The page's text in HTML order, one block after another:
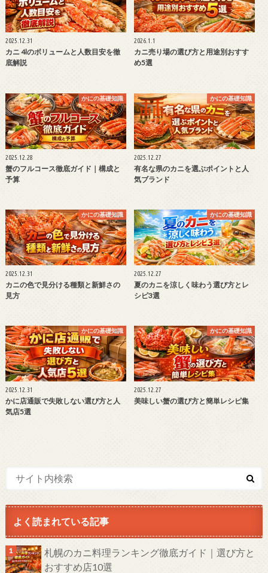
2025.12.31
カニ 4lのボリュームと人数目安を徹
底解説
2026.1.1
カニ売り場の選び方と用途別おすす
め5選
かにの基礎知識
2025.12.28
蟹のフルコース徹底ガイド｜構成と
予算
かにの基礎知識
2025.12.27
有名な県のカニを選ぶポイントと人
気ブランド
かにの基礎知識
2025.12.31
カニの色で見分ける種類と新鮮さの
見方
かにの基礎知識
2025.12.27
夏のカニを涼しく味わう選び方とレ
シピ3選
かにの基礎知識
2025.12.31
かに店通販で失敗しない選び方と人
気店5選
かにの基礎知識
2025.12.27
美味しい蟹の選び方と簡単レシピ集
よく読まれている記事
札幌のカニ料理ランキング徹底ガイド｜選び方と
おすすめ店10選